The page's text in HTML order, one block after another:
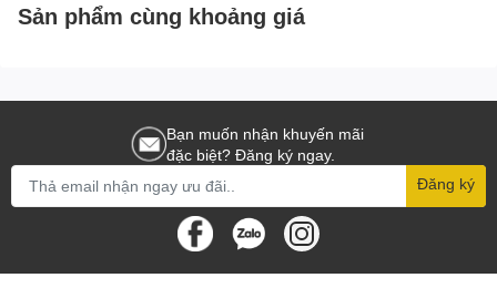
Sản phẩm cùng khoảng giá
Bạn muốn nhận khuyến mãi
đặc biệt? Đăng ký ngay.
Đăng ký